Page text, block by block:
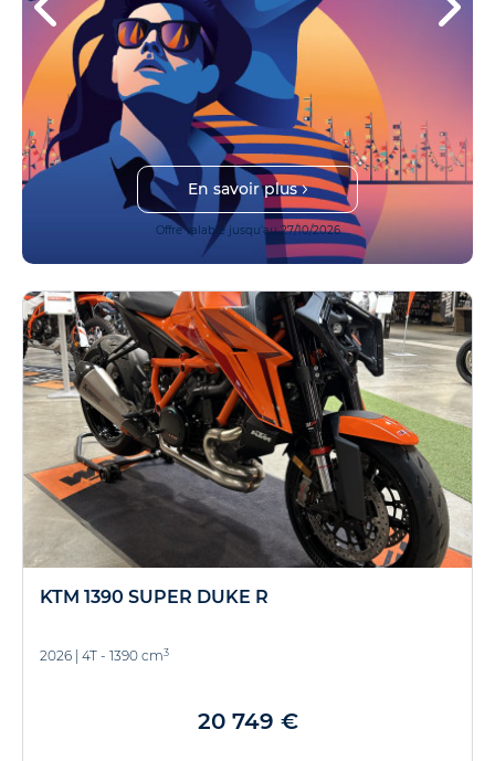
En savoir plus
Offre valable jusqu'au 27/10/2026
KTM 1390 SUPER DUKE R
2026 4T - 1390 cm3
20 749 €